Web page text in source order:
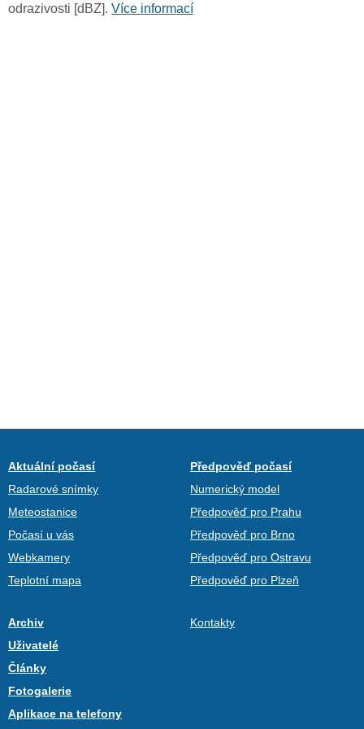
odrazivosti [dBZ]. Více informací
Aktuální počasí
Radarové snímky
Meteostanice
Počasí u vás
Webkamery
Teplotní mapa
Předpověď počasí
Numerický model
Předpověď pro Prahu
Předpověď pro Brno
Předpověď pro Ostravu
Předpověď pro Plzeň
Archiv
Uživatelé
Články
Fotogalerie
Aplikace na telefony
Kontakty